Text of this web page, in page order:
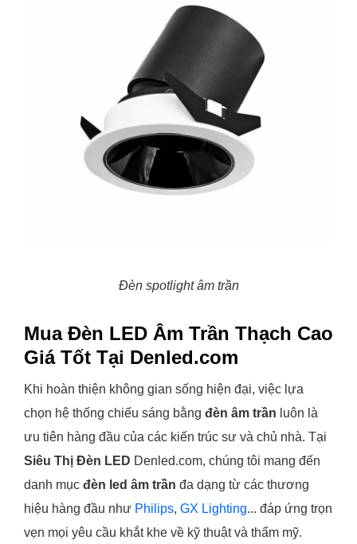
Đèn spotlight âm trần
Mua Đèn LED Âm Trần Thạch Cao
Giá Tốt Tại Denled.com
Khi hoàn thiện không gian sống hiện đại, việc lựa
chọn hệ thống chiếu sáng bằng đèn âm trần luôn là
ưu tiên hàng đầu của các kiến trúc sư và chủ nhà. Tại
Siêu Thị Đèn LED Denled.com, chúng tôi mang đến
danh mục đèn led âm trần đa dạng từ các thương
hiệu hàng đầu như Philips, GX Lighting... đáp ứng trọn
vẹn mọi yêu cầu khắt khe về kỹ thuật và thẩm mỹ.